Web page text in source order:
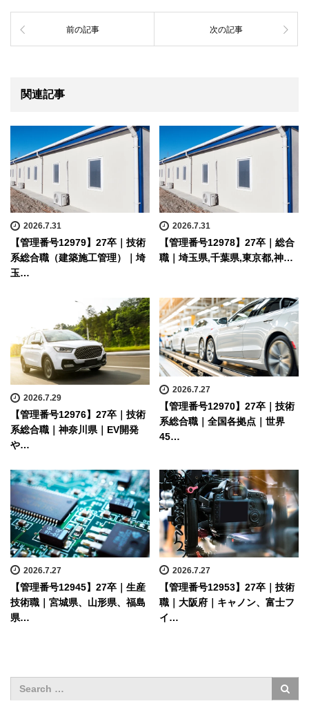
前の記事 次の記事
関連記事
2026.7.31
【管理番号12979】27卒｜技術
系総合職（建築施工管理）｜埼
玉…
2026.7.31
【管理番号12978】27卒｜総合
職｜埼玉県,千葉県,東京都,神…
2026.7.29
【管理番号12976】27卒｜技術
系総合職｜神奈川県｜EV開発
や…
2026.7.27
【管理番号12970】27卒｜技術
系総合職｜全国各拠点｜世界
45…
2026.7.27
【管理番号12945】27卒｜生産
技術職｜宮城県、山形県、福島
県…
2026.7.27
【管理番号12953】27卒｜技術
職｜大阪府｜キャノン、富士フ
イ…